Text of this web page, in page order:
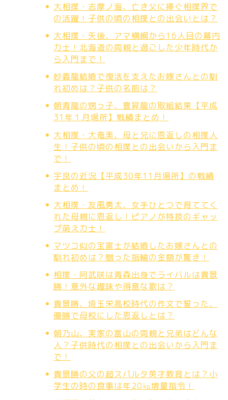
大相撲・志摩ノ海、亡き父に捧ぐ相撲界で
の活躍！子供の頃の相撲との出会いとは？
大相撲・矢後、アマ横綱から16人目の幕内
力士！北海道の両親と過ごした少年時代か
ら入門まで！
妙義龍結婚で復活を支えたお嫁さんとの馴
れ初めは？子供の名前は？
朝青龍の甥っ子、豊昇龍の取組結果【平成
31年１月場所】戦績まとめ！
大相撲・大奄美、母と兄に恩返しの相撲人
生！子供の頃の相撲との出会いから入門ま
で！
宇良の近況【平成30年11月場所】の戦績
まとめ！
大相撲・友風勇太、女手ひとつで育ててく
れた母親に恩返し！ピアノが特技のギャッ
プ萌え力士！
マツコ似の宝富士が結婚したお嫁さんとの
馴れ初めは？贈った指輪の金額が驚き！
相撲・阿武咲は青森出身でライバルは貴景
勝！意外な趣味や得意な歌は？
貴景勝、埼玉栄高校時代の作文で誓った、
優勝で母校にした恩返しとは？
朝乃山、実家の富山の両親と兄弟はどんな
人？子供時代の相撲との出会いから入門ま
で！
貴景勝の父の超スパルタ英才教育とは？小
学生の時の食事は年20㎏増量指令！